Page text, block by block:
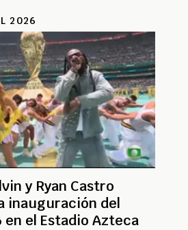
2026
y Ryan Castro
inauguración del
en el Estadio Azteca